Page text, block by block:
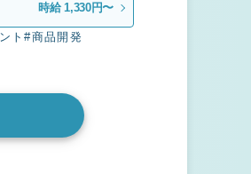
時給 1,330円〜
ト#商品開発